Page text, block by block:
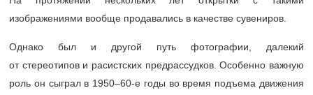
изображениями вообще продавались в качестве сувениров.
Однако был и другой путь фотографии, далекий
от стереотипов и расистских предрассудков. Особенно важную
роль он сыграл в 1950–60-е годы во время подъема движения